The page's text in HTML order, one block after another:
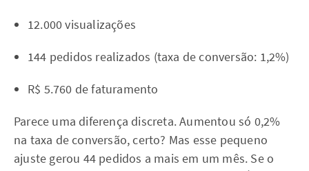
12.000 visualizações
144 pedidos realizados (taxa de conversão: 1,2%)
R$ 5.760 de faturamento
Parece uma diferença discreta. Aumentou só 0,2%
na taxa de conversão, certo? Mas esse pequeno
ajuste gerou 44 pedidos a mais em um mês. Se o